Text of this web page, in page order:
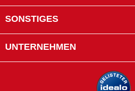
SONSTIGES
UNTERNEHMEN